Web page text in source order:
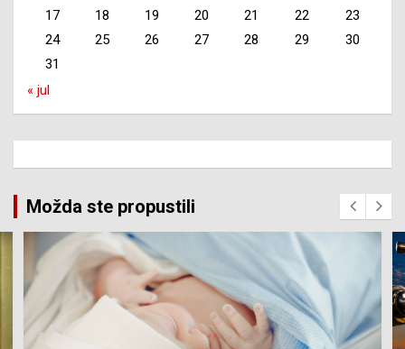
17
18 19 20 21 22
23
24
25 26 27 28 29
30
31
« jul
Možda ste propustili